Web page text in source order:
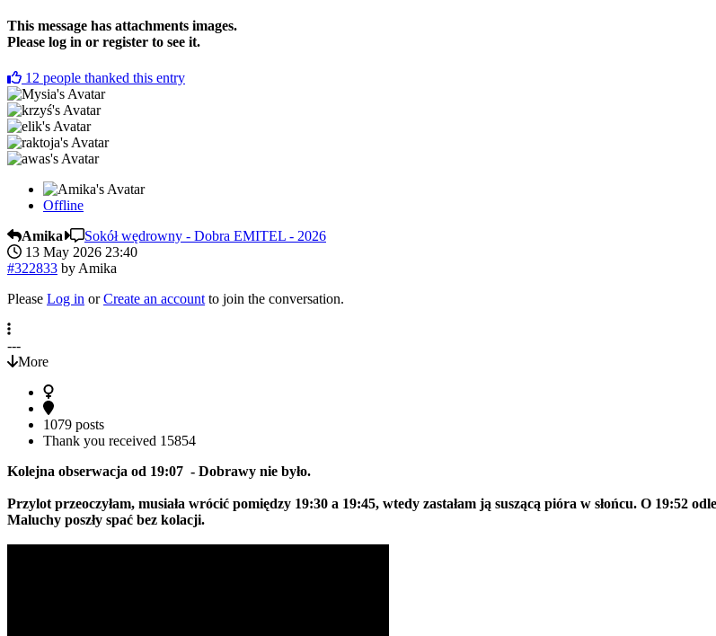
This message has attachments images.
Please log in or register to see it.
12 people thanked this entry
Offline
Amika
Sokół wędrowny - Dobra EMITEL - 2026
13 May 2026 23:40
#322833 by Amika
Please Log in orCreate an account to join the conversation.
---
More
1079 posts
Thank you received 15854
Kolejna obserwacja od 19:07 - Dobrawy nie było.
Przylot przeoczyłam, musiała wrócić pomiędzy 19:30 a 19:45, wtedy zastałam ją suszącą pióra w słońcu. O 19:52
Maluchy poszły spać bez kolacji.